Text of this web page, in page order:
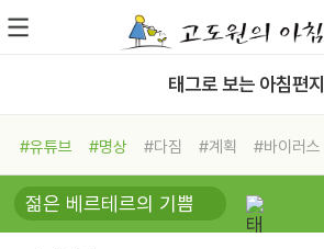
태그로 보는 아침편지
#유튜브 #명상 #다짐 #계획 #바이러스
#비전캠프
#독서캠프 #삶
#희망
#나눔 #친구 #링컨학교